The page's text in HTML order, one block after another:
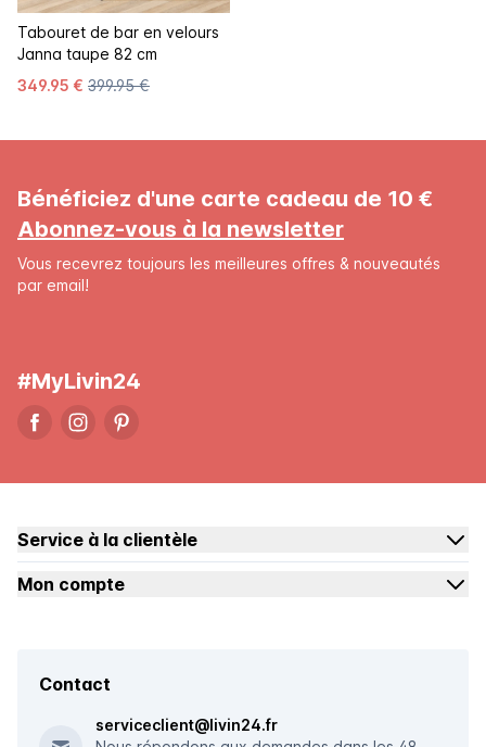
Tabouret de bar en velours
Janna taupe 82 cm
349.95 € 399.95 €
Bénéficiez d'une carte cadeau de 10 €
Abonnez-vous à la newsletter
Vous recevrez toujours les meilleures offres & nouveautés
par email!
#MyLivin24
Service à la clientèle
Mon compte
Contact
serviceclient@livin24.fr